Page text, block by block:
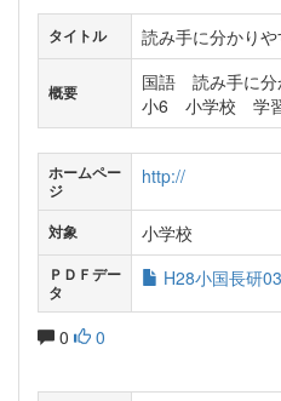
タイトル 読み手に分かり
概要
国語 読み手に分
小6 小学校 学
ホームペー
ジ
http://
対象 小学校
ＰＤＦデー
タ
H28小国長研
0 0